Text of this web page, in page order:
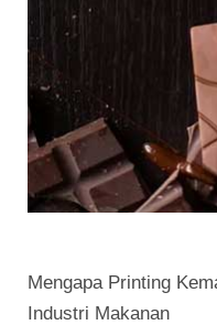
Mengapa Printing
Industri Makanan